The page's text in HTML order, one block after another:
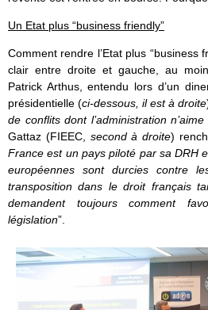
Un Etat plus “business friendly”
Comment rendre l’Etat plus “business
clair entre droite et gauche, au
Patrick Arthus, entendu lors d’un
présidentielle (ci-dessous, il est à droite
de conflits dont l’administration
Gattaz (FIEEC, second à droite)
France est un pays piloté par sa DRH
européennes sont durcies contre
transposition dans le droit français
demandent toujours comment
législation”.